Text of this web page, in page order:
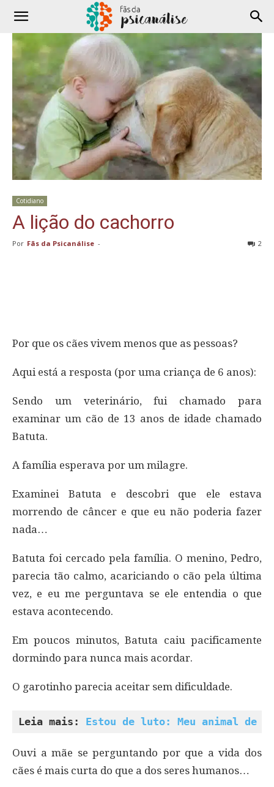
Cotidiano
A lição do cachorro
Por Fãs da Psicanálise - 2
Por que os cães vivem menos que as pessoas?
Aqui está a resposta (por uma criança de 6 anos):
Sendo um veterinário, fui chamado para
examinar um cão de 13 anos de idade chamado
Batuta.
A família esperava por um milagre.
Examinei Batuta e descobri que ele estava
morrendo de câncer e que eu não poderia fazer
nada…
Batuta foi cercado pela família. O menino, Pedro,
parecia tão calmo, acariciando o cão pela última
vez, e eu me perguntava se ele entendia o que
estava acontecendo.
Em poucos minutos, Batuta caiu pacificamente
dormindo para nunca mais acordar.
O garotinho parecia aceitar sem dificuldade.
Leia mais: Estou de luto: Meu animal de
Ouvi a mãe se perguntando por que a vida dos
cães é mais curta do que a dos seres humanos…